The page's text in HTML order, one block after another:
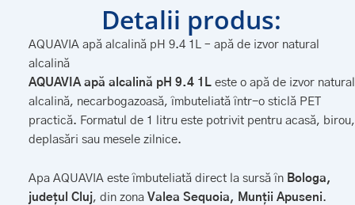
Detalii produs:
AQUAVIA apă alcalină pH 9.4 1L – apă de izvor natural
alcalină
AQUAVIA apă alcalină pH 9.4 1Leste o apă de izvor natural
alcalină, necarbogazoasă, îmbuteliată într-o sticlă PET
practică. Formatul de 1 litru este potrivit pentru acasă, birou,
deplasări sau mesele zilnice.
Apa AQUAVIA este îmbuteliată direct la sursă în Bologa,
județul Cluj, din zona Valea Sequoia, Munții Apuseni.